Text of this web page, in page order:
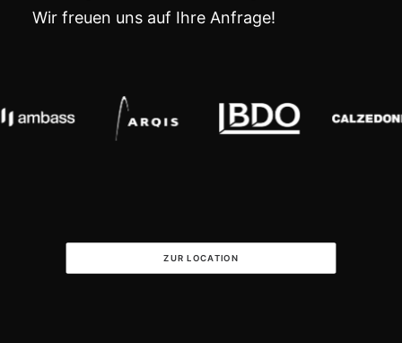
Wir freuen uns auf Ihre Anfrage!
ZUR LOCATION